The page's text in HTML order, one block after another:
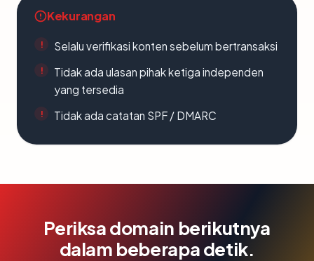
Kekurangan
Selalu verifikasi konten sebelum bertransaksi
Tidak ada ulasan pihak ketiga independen
yang tersedia
Tidak ada catatan SPF / DMARC
Periksa domain berikutnya
dalam beberapa detik.